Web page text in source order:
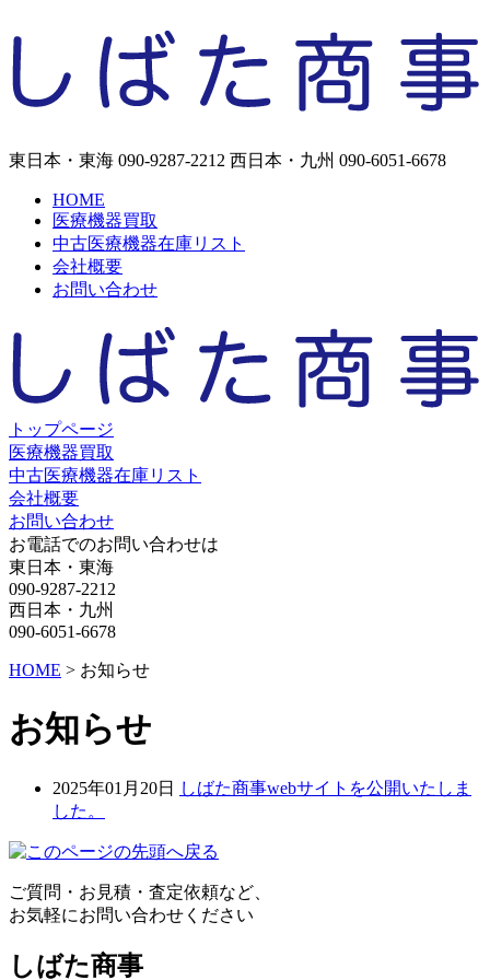
東日本・東海 090-9287-2212 西日本・九州 090-6051-6678
HOME
医療機器買取
中古医療機器在庫リスト
会社概要
お問い合わせ
トップページ
医療機器買取
中古医療機器在庫リスト
会社概要
お問い合わせ
お電話でのお問い合わせは
東日本・東海
090-9287-2212
西日本・九州
090-6051-6678
HOME > お知らせ
お知らせ
2025年01月20日
しばた商事webサイトを公開いたしま
した。
ご質問・お見積・査定依頼など、
お気軽にお問い合わせください
しばた商事